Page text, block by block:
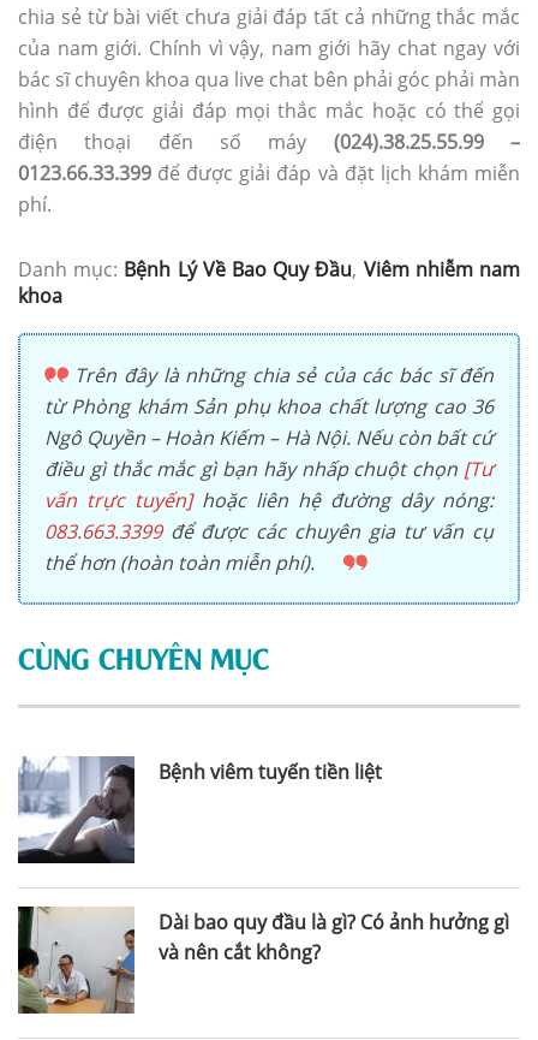
chia sẻ từ bài viết chưa giải đáp tất cả những thắc mắc
của nam giới. Chính vì vậy, nam giới hãy chat ngay với
bác sĩ chuyên khoa qua live chat bên phải góc phải màn
hình để được giải đáp mọi thắc mắc hoặc có thể gọi
điện thoại đến số máy (024).38.25.55.99 –
0123.66.33.399 để được giải đáp và đặt lịch khám miễn
phí.
Danh mục: Bệnh Lý Về Bao Quy Đầu, Viêm nhiễm nam
khoa
Trên đây là những chia sẻ của các bác sĩ đến
từ Phòng khám Sản phụ khoa chất lượng cao 36
Ngô Quyền – Hoàn Kiếm – Hà Nội. Nếu còn bất cứ
điều gì thắc mắc gì bạn hãy nhấp chuột chọn [Tư
vấn trực tuyến]hoặc liên hệ đường dây nóng:
083.663.3399để được các chuyên gia tư vấn cụ
thể hơn (hoàn toàn miễn phí).
CÙNG CHUYÊN MỤC
Bệnh viêm tuyến tiền liệt
Dài bao quy đầu là gì? Có ảnh hưởng gì
và nên cắt không?